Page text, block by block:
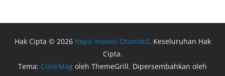
Hak Cipta © 2026 Itepa Inovasi Otomotif. Keseluruhan Hak
Cipta.
Tema: ColorMag oleh ThemeGrill. Dipersembahkan oleh